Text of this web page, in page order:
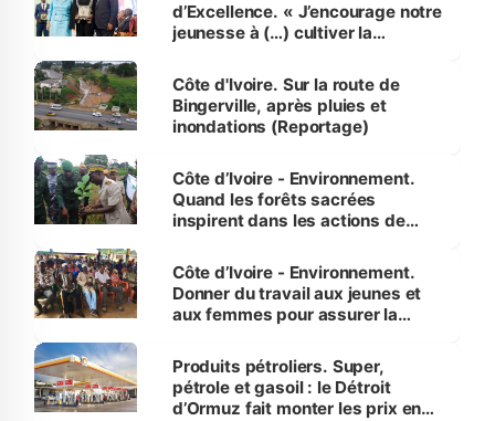
d’Excellence. « J’encourage notre
jeunesse à (…) cultiver la
(Alassane Ouattara
Côte d'Ivoire. Sur la route de
Bingerville, après pluies et
inondations (Reportage)
Côte d’Ivoire - Environnement.
Quand les forêts sacrées
inspirent dans les actions de
Côte d’Ivoire - Environnement.
Donner du travail aux jeunes et
aux femmes pour assurer la
menacées
Produits pétroliers. Super,
pétrole et gasoil : le Détroit
d’Ormuz fait monter les prix en